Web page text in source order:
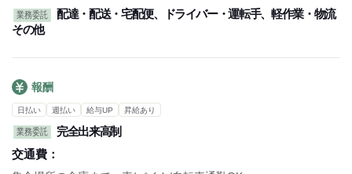
～働きやすいポイント～
専用アプリから配送先を確認できるので、
配送場所をその都度調べなくてOK
業務委託
配達・配送・宅配便、ドライバー・運転手、軽作業・物流
その他
報酬
日払い 週払い 給与UP 昇給あり
業務委託
完全出来高制
交通費：